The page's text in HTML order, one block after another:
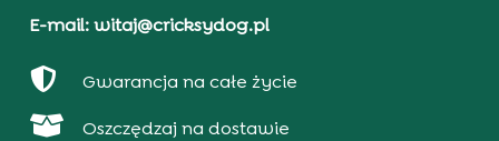
E-mail: witaj@cricksydog.pl
 Gwarancja na całe życie
 Oszczędzaj na dostawie